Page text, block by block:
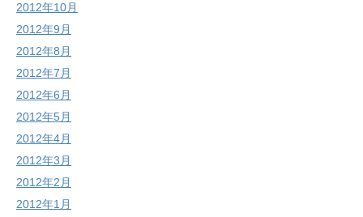
2012年10月
2012年9月
2012年8月
2012年7月
2012年6月
2012年5月
2012年4月
2012年3月
2012年2月
2012年1月